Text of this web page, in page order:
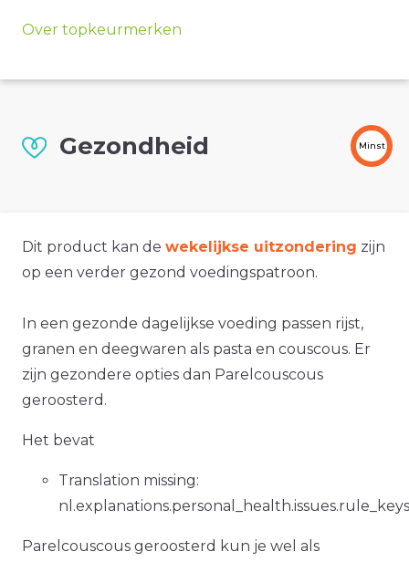
Over topkeurmerken
Gezondheid Minst
Dit product kan de wekelijkse uitzondering zijn
op een verder gezond voedingspatroon.
In een gezonde dagelijkse voeding passen rijst,
granen en deegwaren als pasta en couscous. Er
zijn gezondere opties dan Parelcouscous
geroosterd.
Het bevat
Translation missing:
Parelcouscous geroosterd kun je wel als